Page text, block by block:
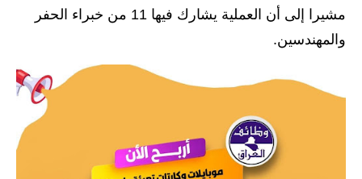
المرحلة الاعدادية
المرحلة الاعدادية
مشيرا إلى أن العملية يشارك فيها 11 من خبراء الحفر
والمهندسين.